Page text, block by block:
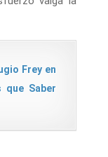
Frey en
que Saber